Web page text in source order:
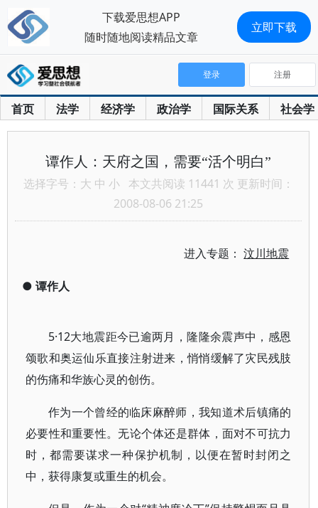
首页 法学 经济学 政治学 国际关系 社会学
登录 注册
谭作人：天府之国，需要“活个明白”
选择字号： 大 中 小 本文共阅读 11441 次 更新时间：
2008-08-06 21:25
进入专题：汶川地震
● 谭作人
5·12大地震距今已逾两月，隆隆余震声中，感恩
颂歌和奥运仙乐直接注射进来，悄悄缓解了灾民残肢
的伤痛和华族心灵的创伤。
作为一个曾经的临床麻醉师，我知道术后镇痛的
必要性和重要性。无论个体还是群体，面对不可抗力
时，都需要谋求一种保护机制，以便在暂时封闭之
中，获得康复或重生的机会。
下载爱思想APP
随时随地阅读精品文章
立即下载